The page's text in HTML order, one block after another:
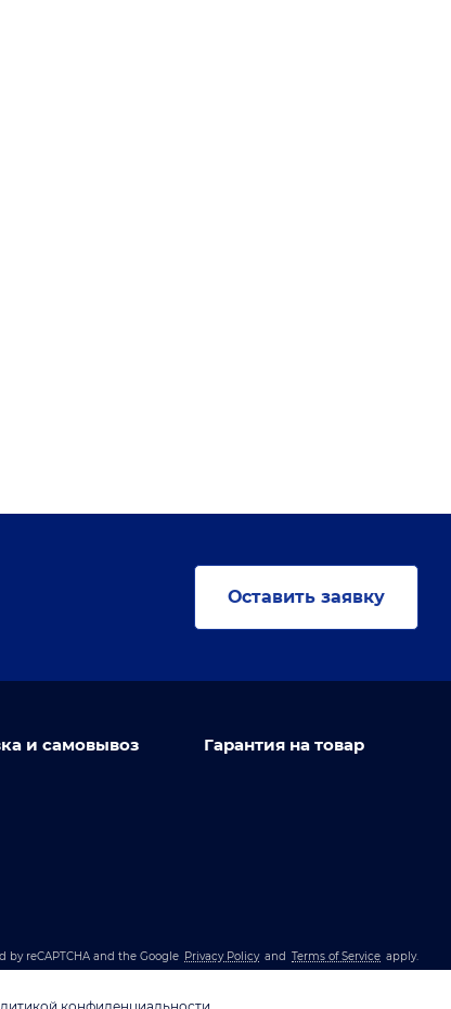
Оставить заявку
и самовывоз Гарантия на товар
by reCAPTCHA and the Google Privacy Policyand Terms of Service apply.